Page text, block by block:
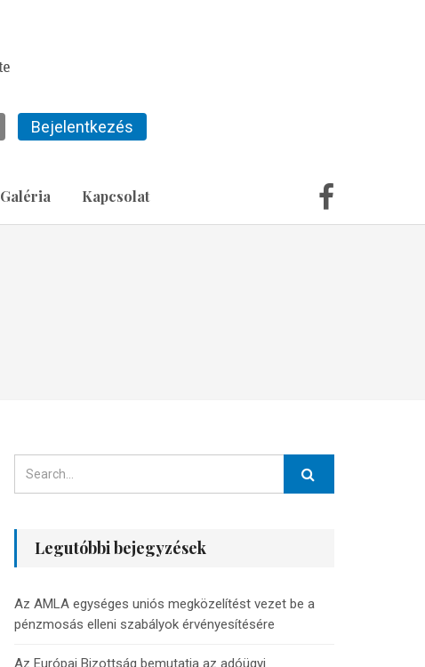
Bejelentkezés
Galéria Kapcsolat
Legutóbbi bejegyzések
Az AMLA egységes uniós megközelítést vezet be a
pénzmosás elleni szabályok érvényesítésére
Az Európai Bizottság bemutatja az adóügyi